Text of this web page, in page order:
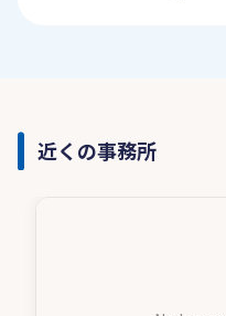
近くの事務所